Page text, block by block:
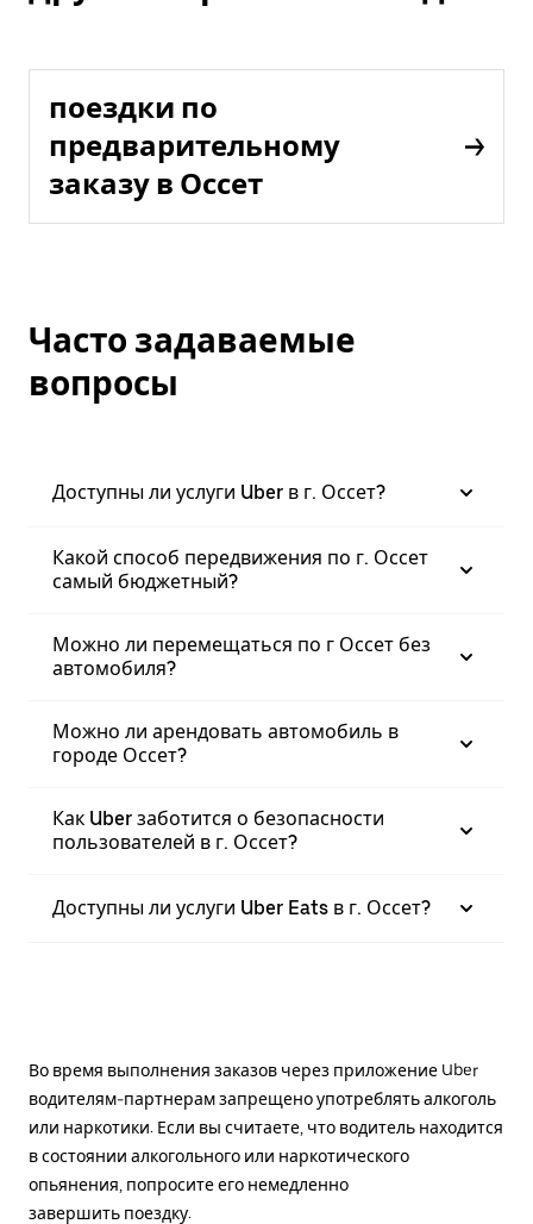
поездки по
предварительному
заказу в Оссет
Часто задаваемые
вопросы
Доступны ли услуги Uber в г. Оссет?
Какой способ передвижения по г. Оссет
самый бюджетный?
Можно ли перемещаться по г Оссет без
автомобиля?
Можно ли арендовать автомобиль в
городе Оссет?
Как Uber заботится о безопасности
пользователей в г. Оссет?
Доступны ли услуги Uber Eats в г. Оссет?
Во время выполнения заказов через приложение Uber
водителям-партнерам запрещено употреблять алкоголь
или наркотики. Если вы считаете, что водитель находится
в состоянии алкогольного или наркотического
опьянения, попросите его немедленно
завершить поездку.